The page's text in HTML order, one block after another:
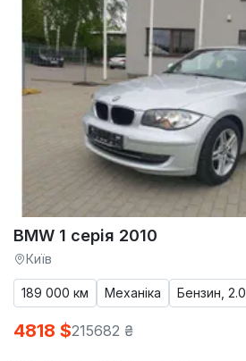
BMW 1 серія 2010
Київ
189 000 км Механіка Бензин, 2.0
4818 $215682 ₴